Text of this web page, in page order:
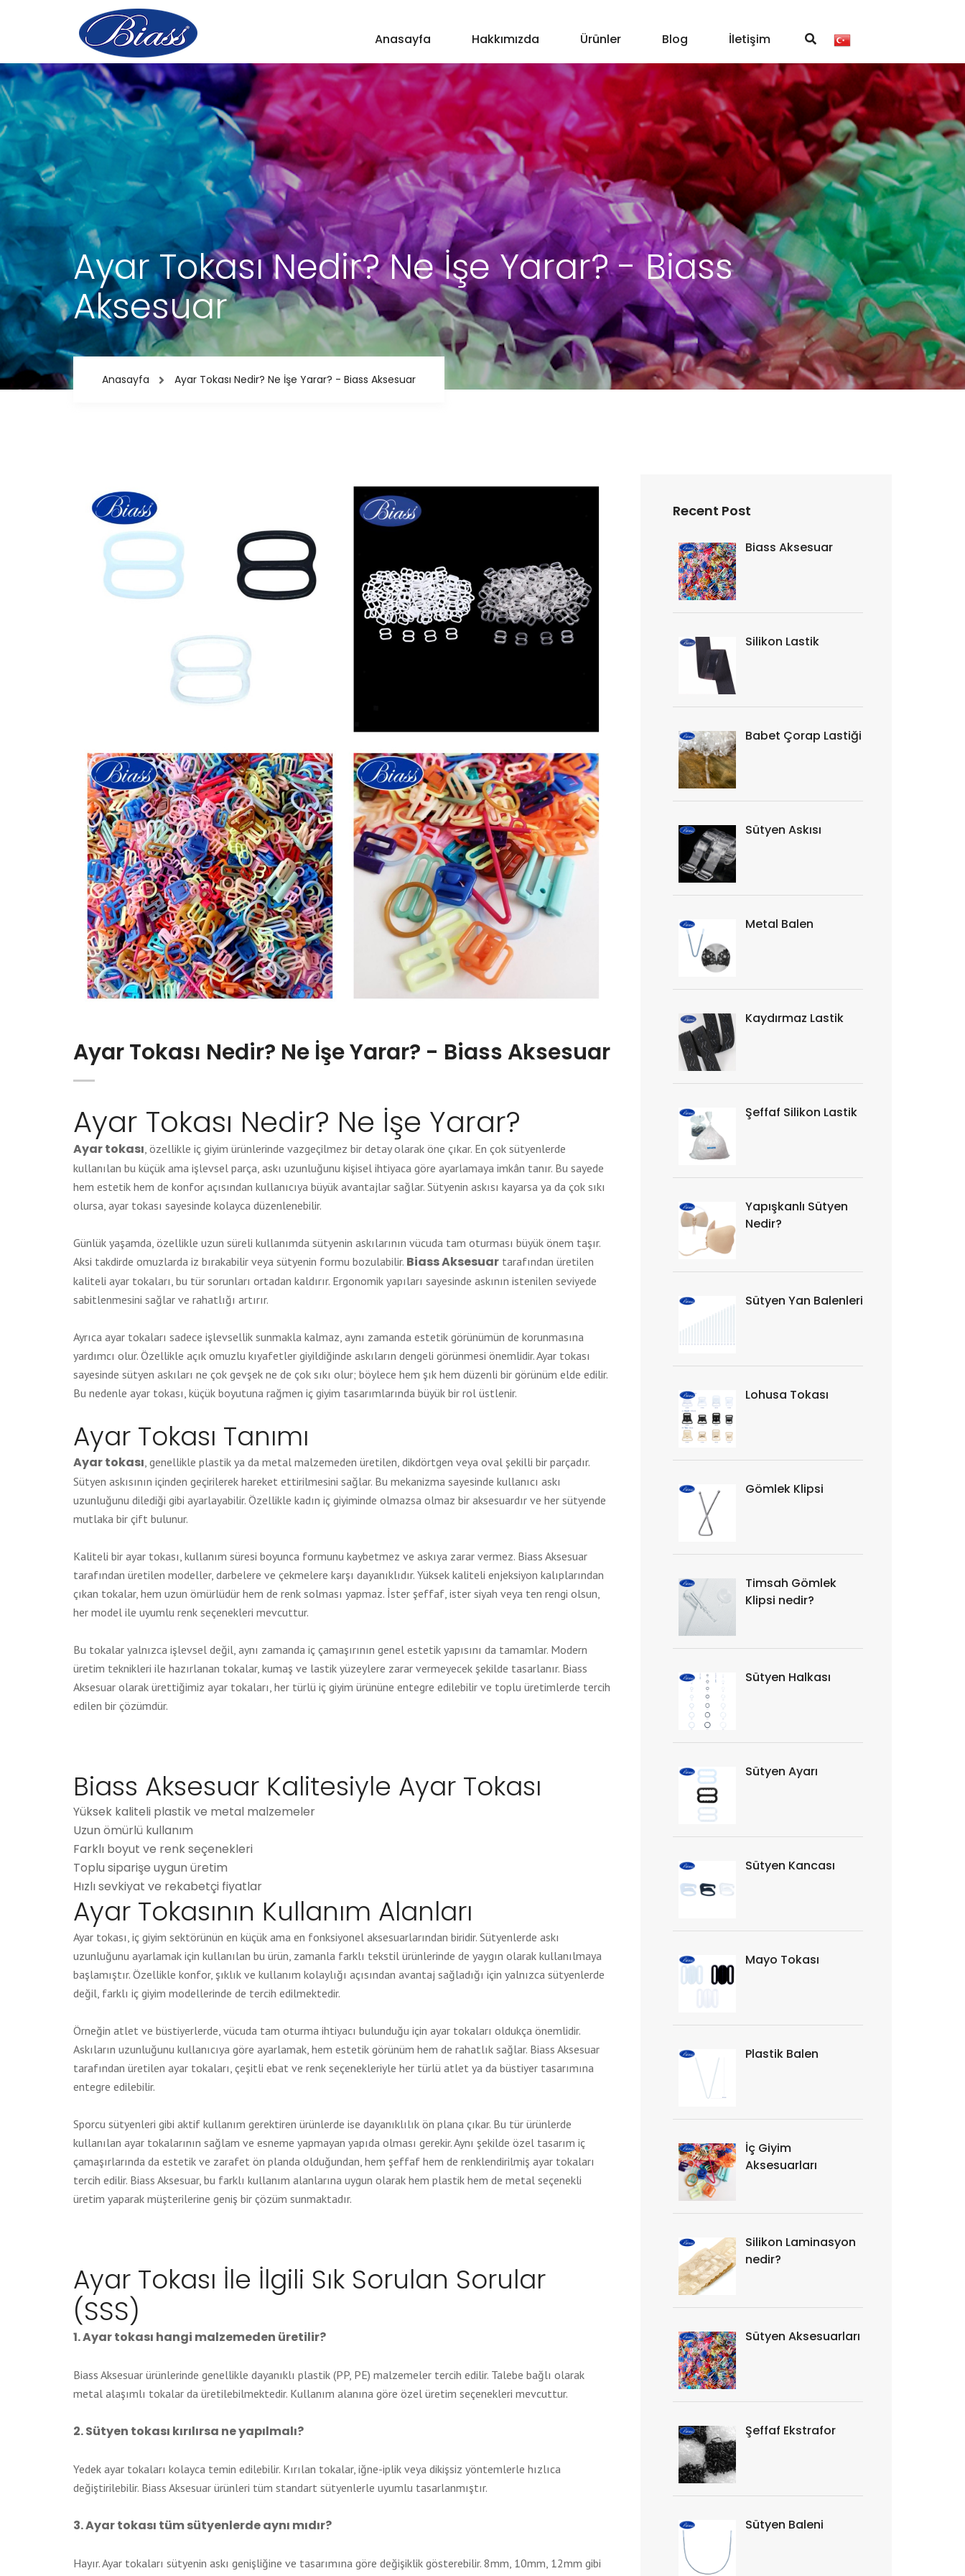
Anasayfa Hakkımızda Ürünler Blog İletişim
Ayar Tokası Nedir? Ne İşe Yarar? - Biass
Aksesuar
Anasayfa Ayar Tokası Nedir? Ne İşe Yarar? - Biass Aksesuar
Ayar Tokası Nedir? Ne İşe Yarar? - Biass Aksesuar
Ayar Tokası Nedir? Ne İşe Yarar?
Ayar tokası , özellikle iç giyim ürünlerinde vazgeçilmez bir detay olarak öne çıkar. En çok sütyenlerde
kullanılan bu küçük ama işlevsel parça, askı uzunluğunu kişisel ihtiyaca göre ayarlamaya imkân tanır. Bu sayede
hem estetik hem de konfor açısından kullanıcıya büyük avantajlar sağlar. Sütyenin askısı kayarsa ya da çok sıkı
olursa, ayar tokası sayesinde kolayca düzenlenebilir.
Günlük yaşamda, özellikle uzun süreli kullanımda sütyenin askılarının vücuda tam oturması büyük önem taşır.
Aksi takdirde omuzlarda iz bırakabilir veya sütyenin formu bozulabilir. Biass Aksesuar tarafından üretilen
kaliteli ayar tokaları, bu tür sorunları ortadan kaldırır. Ergonomik yapıları sayesinde askının istenilen seviyede
sabitlenmesini sağlar ve rahatlığı artırır.
Ayrıca ayar tokaları sadece işlevsellik sunmakla kalmaz, aynı zamanda estetik görünümün de korunmasına
yardımcı olur. Özellikle açık omuzlu kıyafetler giyildiğinde askıların dengeli görünmesi önemlidir. Ayar tokası
sayesinde sütyen askıları ne çok gevşek ne de çok sıkı olur; böylece hem şık hem düzenli bir görünüm elde edilir.
Bu nedenle ayar tokası, küçük boyutuna rağmen iç giyim tasarımlarında büyük bir rol üstlenir.
Ayar Tokası Tanımı
Ayar tokası , genellikle plastik ya da metal malzemeden üretilen, dikdörtgen veya oval şekilli bir parçadır.
Sütyen askısının içinden geçirilerek hareket ettirilmesini sağlar. Bu mekanizma sayesinde kullanıcı askı
uzunluğunu dilediği gibi ayarlayabilir. Özellikle kadın iç giyiminde olmazsa olmaz bir aksesuardır ve her sütyende
mutlaka bir çift bulunur.
Kaliteli bir ayar tokası, kullanım süresi boyunca formunu kaybetmez ve askıya zarar vermez. Biass Aksesuar
tarafından üretilen modeller, darbelere ve çekmelere karşı dayanıklıdır. Yüksek kaliteli enjeksiyon kalıplarından
çıkan tokalar, hem uzun ömürlüdür hem de renk solması yapmaz. İster şeffaf, ister siyah veya ten rengi olsun,
her model ile uyumlu renk seçenekleri mevcuttur.
Bu tokalar yalnızca işlevsel değil, aynı zamanda iç çamaşırının genel estetik yapısını da tamamlar. Modern
üretim teknikleri ile hazırlanan tokalar, kumaş ve lastik yüzeylere zarar vermeyecek şekilde tasarlanır. Biass
Aksesuar olarak ürettiğimiz ayar tokaları, her türlü iç giyim ürününe entegre edilebilir ve toplu üretimlerde tercih
edilen bir çözümdür.
Biass Aksesuar Kalitesiyle Ayar Tokası
Yüksek kaliteli plastik ve metal malzemeler
Uzun ömürlü kullanım
Farklı boyut ve renk seçenekleri
Toplu siparişe uygun üretim
Hızlı sevkiyat ve rekabetçi fiyatlar
Ayar Tokasının Kullanım Alanları
Ayar tokası, iç giyim sektörünün en küçük ama en fonksiyonel aksesuarlarından biridir. Sütyenlerde askı
uzunluğunu ayarlamak için kullanılan bu ürün, zamanla farklı tekstil ürünlerinde de yaygın olarak kullanılmaya
başlamıştır. Özellikle konfor, şıklık ve kullanım kolaylığı açısından avantaj sağladığı için yalnızca sütyenlerde
değil, farklı iç giyim modellerinde de tercih edilmektedir.
Örneğin atlet ve büstiyerlerde, vücuda tam oturma ihtiyacı bulunduğu için ayar tokaları oldukça önemlidir.
Askıların uzunluğunu kullanıcıya göre ayarlamak, hem estetik görünüm hem de rahatlık sağlar. Biass Aksesuar
tarafından üretilen ayar tokaları, çeşitli ebat ve renk seçenekleriyle her türlü atlet ya da büstiyer tasarımına
entegre edilebilir.
Sporcu sütyenleri gibi aktif kullanım gerektiren ürünlerde ise dayanıklılık ön plana çıkar. Bu tür ürünlerde
kullanılan ayar tokalarının sağlam ve esneme yapmayan yapıda olması gerekir. Aynı şekilde özel tasarım iç
çamaşırlarında da estetik ve zarafet ön planda olduğundan, hem şeffaf hem de renklendirilmiş ayar tokaları
tercih edilir. Biass Aksesuar, bu farklı kullanım alanlarına uygun olarak hem plastik hem de metal seçenekli
üretim yaparak müşterilerine geniş bir çözüm sunmaktadır.
Ayar Tokası İle İlgili Sık Sorulan Sorular
(SSS)
1. Ayar tokası hangi malzemeden üretilir?
Biass Aksesuar ürünlerinde genellikle dayanıklı plastik (PP, PE) malzemeler tercih edilir. Talebe bağlı olarak
metal alaşımlı tokalar da üretilebilmektedir. Kullanım alanına göre özel üretim seçenekleri mevcuttur.
2. Sütyen tokası kırılırsa ne yapılmalı?
Yedek ayar tokaları kolayca temin edilebilir. Kırılan tokalar, iğne-iplik veya dikişsiz yöntemlerle hızlıca
değiştirilebilir. Biass Aksesuar ürünleri tüm standart sütyenlerle uyumlu tasarlanmıştır.
3. Ayar tokası tüm sütyenlerde aynı mıdır?
Hayır. Ayar tokaları sütyenin askı genişliğine ve tasarımına göre değişiklik gösterebilir. 8mm, 10mm, 12mm gibi
Recent Post
Biass Aksesuar
Silikon Lastik
Babet Çorap Lastiği
Sütyen Askısı
Metal Balen
Kaydırmaz Lastik
Şeffaf Silikon Lastik
Yapışkanlı Sütyen
Nedir?
Sütyen Yan Balenleri
Lohusa Tokası
Gömlek Klipsi
Timsah Gömlek
Klipsi nedir?
Sütyen Halkası
Sütyen Ayarı
Sütyen Kancası
Mayo Tokası
Plastik Balen
İç Giyim
Aksesuarları
Silikon Laminasyon
nedir?
Sütyen Aksesuarları
Şeffaf Ekstrafor
Sütyen Baleni